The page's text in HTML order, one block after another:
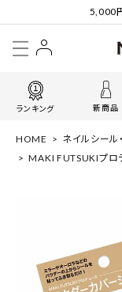
5,000
ランキング 新商品
HOME ネイルシール
MAKI FUTSUKIプロ